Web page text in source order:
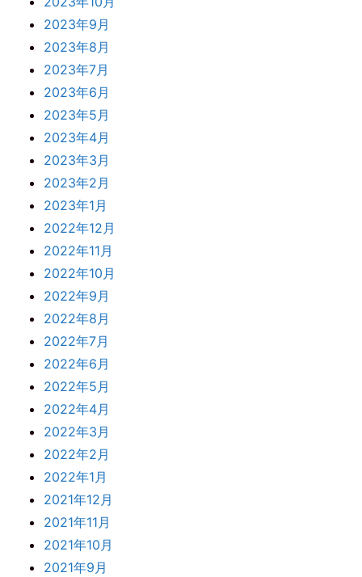
2023年9月
2023年8月
2023年7月
2023年6月
2023年5月
2023年4月
2023年3月
2023年2月
2023年1月
2022年12月
2022年11月
2022年10月
2022年9月
2022年8月
2022年7月
2022年6月
2022年5月
2022年4月
2022年3月
2022年2月
2022年1月
2021年12月
2021年11月
2021年10月
2021年9月